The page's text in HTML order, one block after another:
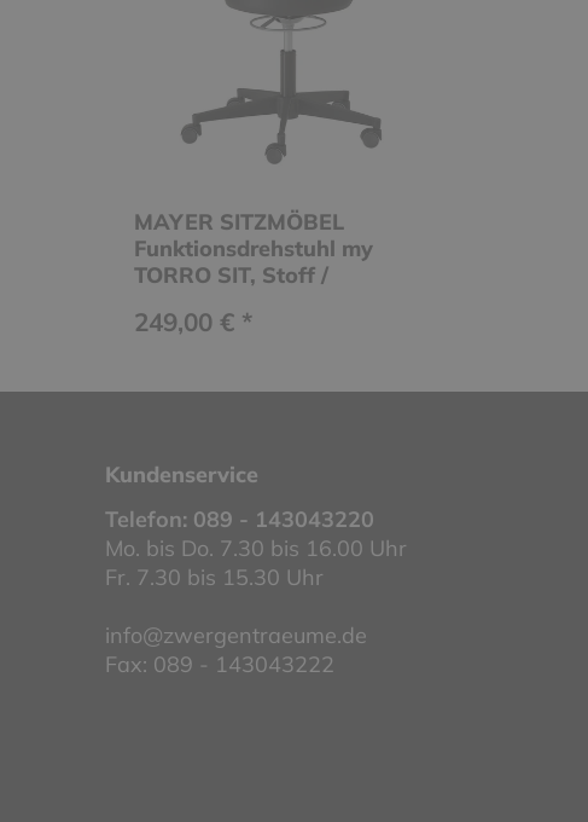
MAYER SITZMÖBEL
Funktionsdrehstuhl my
TORRO SIT, Stoff /
249,00 € *
Kundenservice
Telefon: 089 - 143043220
Mo. bis Do. 7.30 bis 16.00 Uhr
Fr. 7.30 bis 15.30 Uhr
info@zwergentraeume.de
Fax: 089 - 143043222